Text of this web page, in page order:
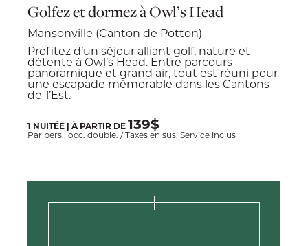
Golfez et dormez à Owl’s Head
Mansonville (Canton de Potton)
Profitez d’un séjour alliant golf, nature et
détente à Owl’s Head. Entre parcours
panoramique et grand air, tout est réuni pour
une escapade mémorable dans les Cantons-
de-l’Est.
1 NUITÉE | À PARTIR DE139$
Par pers., occ. double. / Taxes en sus, Service inclus